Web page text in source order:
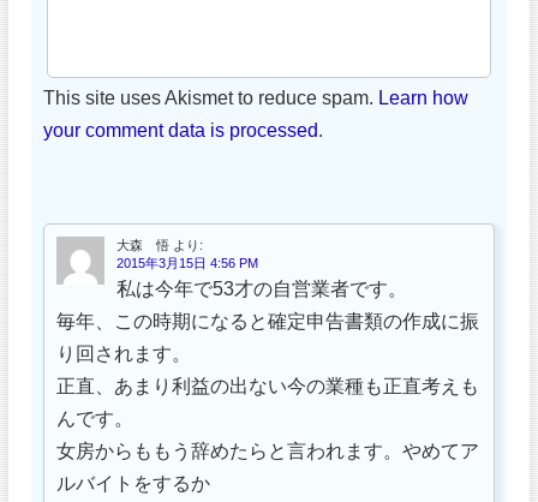
This site uses Akismet to reduce spam. Learn how
your comment data is processed.
大森 悟 より:
2015年3月15日 4:56 PM
私は今年で53才の自営業者です。
毎年、この時期になると確定申告書類の作成に振
り回されます。
正直、あまり利益の出ない今の業種も正直考えも
んです。
女房からももう辞めたらと言われます。やめてア
ルバイトをするか